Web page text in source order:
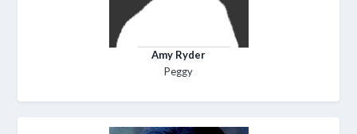
Amy Ryder
Peggy